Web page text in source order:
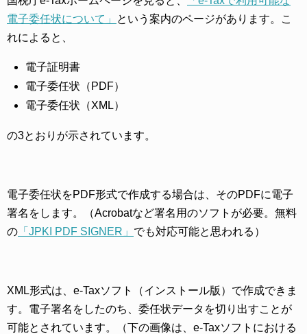
電子委任状について」
という案内のページがあります。こ
れによると、
電子証明書
電子委任状（PDF）
電子委任状（XML）
の3とおりが示されています。
電子委任状をPDF形式で作成する場合は、そのPDFに電子
署名をします。（Acrobatなど署名用のソフトが必要。無料
の 「JPKI PDF SIGNER」 でも対応可能と思われる）
XML形式は、e-Taxソフト（インストール版）で作成できま
す。電子署名をしたのち、委任状データを切り出すことが
可能とされています。（下の画像は、e-Taxソフトにおける